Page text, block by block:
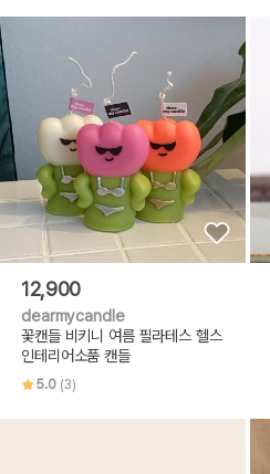
12,900
dearmycandle
꽃캔들 비키니 여름 필라테스 헬스
인테리어소품 캔들
5.0 (3)